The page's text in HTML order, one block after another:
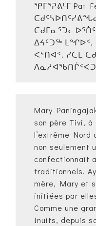
ᕿᒥᕐᕈᕕᒻᒥ Pat
ᐃᔦᑦᑐᖅ ᒪᖏᐅᑉ,
ᐸᔅᑎᐊᑉ. ᓯᑕᒪ
Mary
son père Tivi,
l’extrême Nord
non seulement
confectionnait
traditionnels.
mère, Mary et
initiées par
Comme une
Inuits, depuis